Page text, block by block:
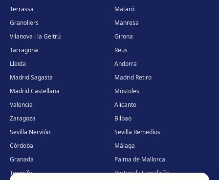
Terrassa
Mataró
Granollers
Manresa
Vilanova i la Geltrú
Girona
Tarragona
Reus
Lleida
Andorra
Madrid Sagasta
Madrid Retiro
Madrid Castellana
Móstoles
Valencia
Alicante
Zaragoza
Bilbao
Sevilla Nervión
Sevilla Remedios
Córdoba
Málaga
Granada
Palma de Mallorca
Tenerife
Portugal · Famalicão